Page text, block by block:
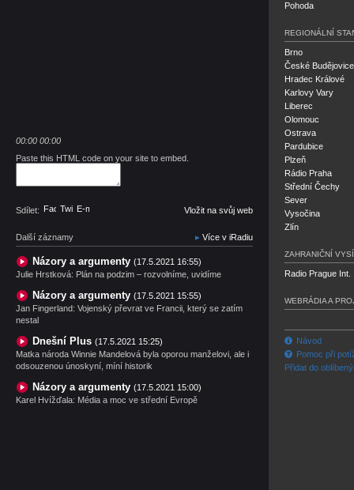
00:00 00:00
Paste this HTML code on your site to embed.
Sdílet: Facebook
TwitterE-mail Vložit na svůj web
Další záznamy Více v iRadiu
Názory a argumenty (17.5.2021 16:55)
Julie Hrstková: Plán na podzim – rozvolníme, uvidíme
Názory a argumenty (17.5.2021 15:55)
Jan Fingerland: Vojenský převrat ve Francii, který se zatím
nestal
Dnešní Plus (17.5.2021 15:25)
Matka národa Winnie Mandelová byla oporou manželovi, ale i
odsouzenou únoskyní, míní historik
Názory a argumenty (17.5.2021 15:00)
Karel Hvížďala: Média a moc ve střední Evropě
Pohoda
REGIONÁLNÍ
Brno
České Budějovice
Hradec Králové
Karlovy Vary
Liberec
Olomouc
Ostrava
Pardubice
Plzeň
Rádio Praha
Střední Čechy
Sever
Vysočina
Zlín
ZAHRANIČNÍ
Radio Prague Int.
WEBRÁDIA A
Návod
Pomoc při
Přidat do